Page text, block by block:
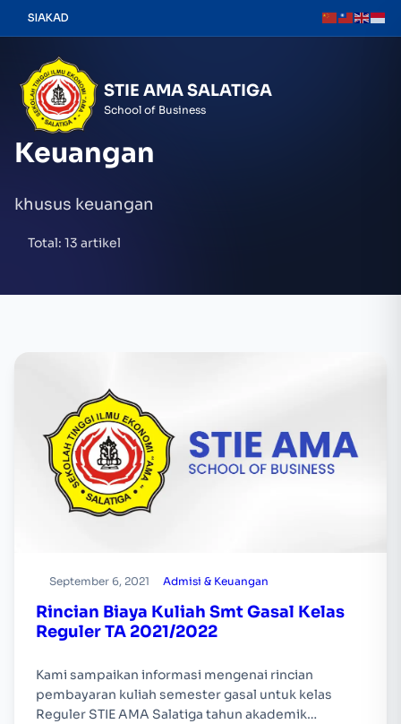
SIAKAD
STIE AMA SALATIGA
School of Business
Keuangan
khusus keuangan
Total: 13 artikel
September 6, 2021 Admisi & Keuangan
Rincian Biaya Kuliah Smt Gasal Kelas
Reguler TA 2021/2022
Kami sampaikan informasi mengenai rincian
pembayaran kuliah semester gasal untuk kelas
Reguler STIE AMA Salatiga tahun akademik